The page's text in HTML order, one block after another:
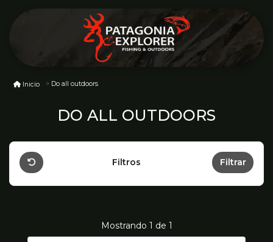
Inicio Do all outdoors
DO ALL OUTDOORS
Filtros Filtrar
Mostrando 1 de 1